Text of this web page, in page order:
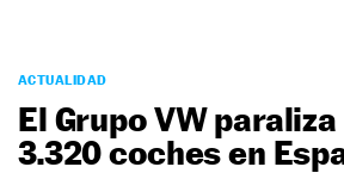
PODCAST
MOTOS
TECNOLOGÍA
ACTUALIDAD
El Grupo VW
3.320 coches en